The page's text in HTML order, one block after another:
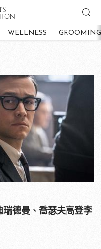
WELLNESS GROOMING
德曼、喬瑟夫高登李